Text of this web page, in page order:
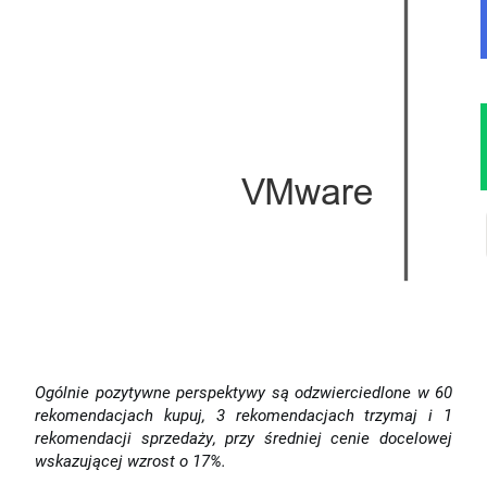
Ogólnie pozytywne perspektywy są odzwierciedlone w 60
rekomendacjach kupuj, 3 rekomendacjach trzymaj i 1
rekomendacji sprzedaży, przy średniej cenie docelowej
wskazującej wzrost o 17%.